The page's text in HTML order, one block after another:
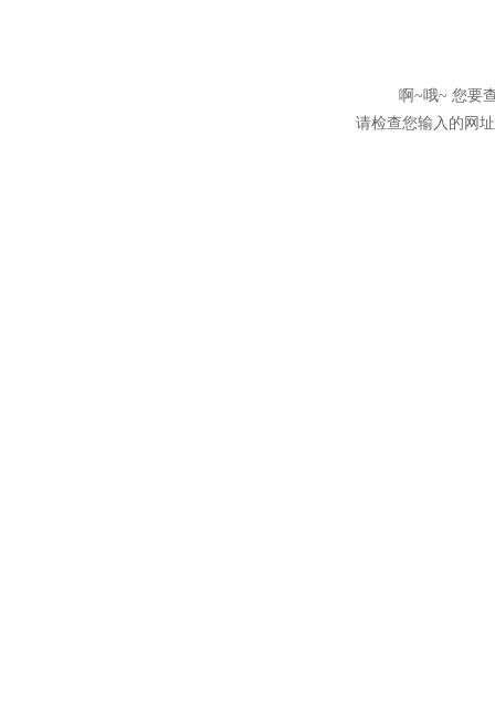
啊~哦~ 您要
请检查您输入的网